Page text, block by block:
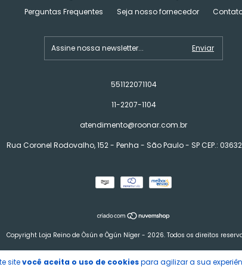
sitevocê aceita o uso de cookiespara agilizar a sua
Perguntas Frequentes
Seja nosso fornecedor
551122071104
11-2207-1104
atendimento@roonar.com.br
Rua Coronel Rodovalho, 152 - Penha - São Paulo - SP CEP.:
Copyright Loja Reino de Òsún e Ògún Níger - 2026. Todos os direitos